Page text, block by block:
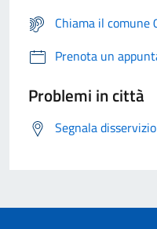
Chiama il comune
Prenota un
Problemi in città
Segnala disservizio